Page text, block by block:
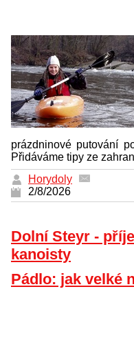
prázdninové putování
Přidáváme tipy ze
Horydoly
2/8/2026
Dolní Steyr -
kanoisty
Pádlo: jak velké